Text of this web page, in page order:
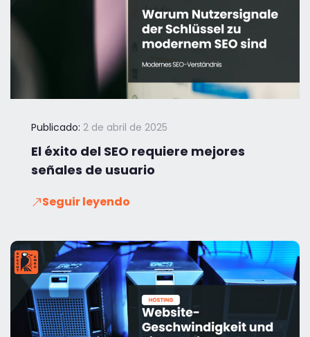
Publicado: 2 de abril de 2025
El éxito del SEO requiere mejores
señales de usuario
Seguir leyendo